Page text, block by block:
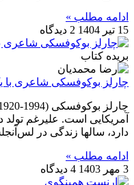
ادامه مطلب »
15 تیر 1404
2 دیدگاه
بریده کتاب
چارلز بوکوفسکی شاعری با
آمریکایی است. علیرغم تولد
دارد، سالها زندگی در
ادامه مطلب »
3 مهر 1403
4 دیدگاه